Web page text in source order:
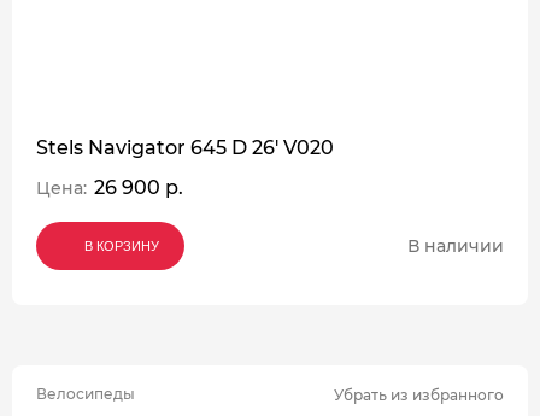
Stels Navigator 645 D 26' V020
Цена: 26 900 р.
В КОРЗИНУ
В КОРЗИНУ
В КОРЗИНУ В наличии
Велосипеды Убрать из избранного